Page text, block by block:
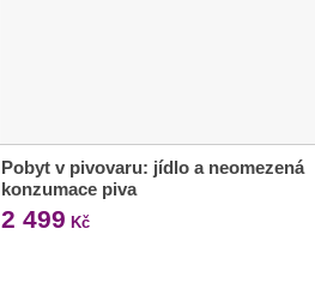
Pobyt v pivovaru: jídlo a neomezená
konzumace piva
2 499 Kč